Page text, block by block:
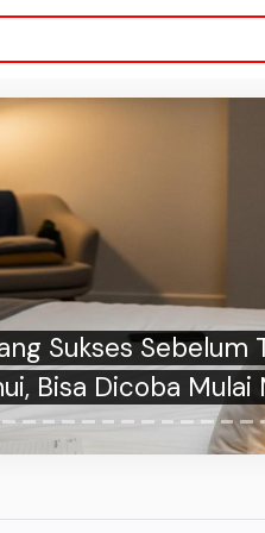
Sukses Sebelum
Bisa Dicoba Mulai